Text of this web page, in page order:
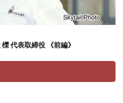
代表取締役 《前編》